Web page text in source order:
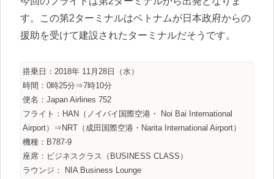
す。この第2ターミナルはベトナムが日本政府からの
援助を受けて建設されたターミナルだそうです。
搭乗日：2018年 11月28日（水）
時間：0時25分⇒7時10分
便名：Japan Airlines 752
フライト：HAN（ノイバイ国際空港・ Noi Bai International
Airport）⇒NRT（成田国際空港・Narita International Airport）
機種：B787-9
座席：ビジネスクラス（BUSINESS CLASS）
ラウンジ： NIA Business Lounge